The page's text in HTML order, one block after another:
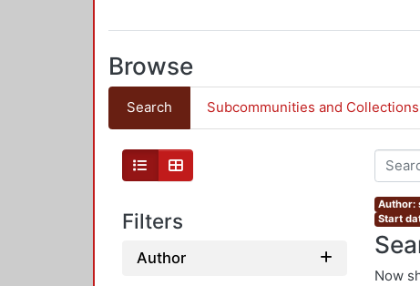
Browse
Search Subcommunities and Collections
Filters
Author
Author:
Start
Now